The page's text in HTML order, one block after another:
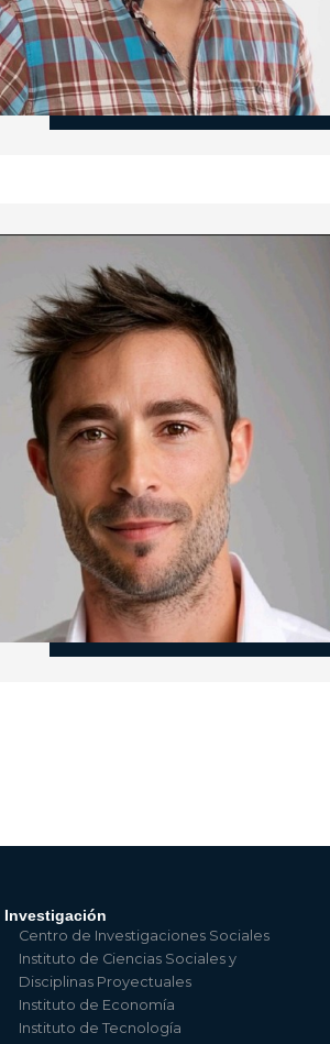
Investigación
Centro de Investigaciones Sociales
Instituto de Ciencias Sociales y
Disciplinas Proyectuales
Instituto de Economía
Instituto de Tecnología